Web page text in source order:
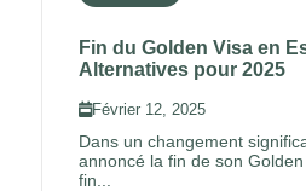
Fin du Golden Visa en
Alternatives pour 2025
Février 12, 2025
Dans un changement
annoncé la fin de son
fin...